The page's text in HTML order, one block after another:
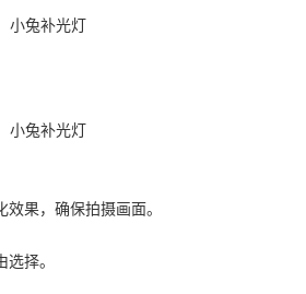
果，确保拍摄画面。
择。